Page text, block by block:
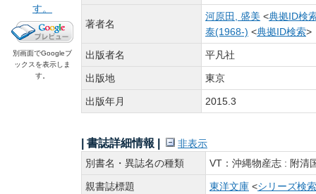
別画面でGoogleブ
ックスを表示しま
す。
著者名
河原田, 盛美 <典拠ID検
泰(1968-) <典拠ID検索
出版者名 平凡社
出版地 東京
出版年月 2015.3
| 書誌詳細情報 |
非表示
別書名・異誌名の種類
VT：沖縄物産志 : 附清
親書誌標題 東洋文庫 <シリーズ検索